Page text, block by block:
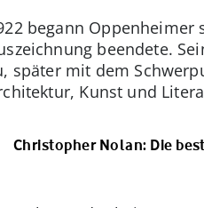
begann
beendete.
später mit dem
Kunst und
Christopher Nolan: Die